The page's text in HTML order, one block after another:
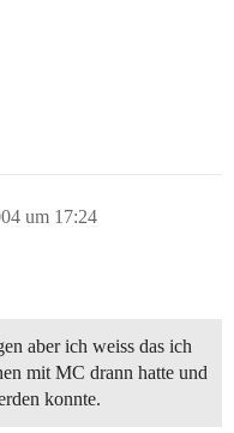
um 17:24
aber ich weiss das ich
mit MC drann hatte und
konnte.